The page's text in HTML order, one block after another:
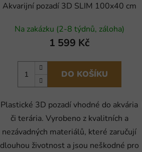
Akvarijní pozadí 3D SLIM 100x40 cm
Na zakázku (2-8 týdnů, záloha)
1 599 Kč
DO KOŠÍKU
Plastické 3D pozadí vhodné do akvária
či terária. Vyrobeno z kvalitních a
nezávadných materiálů, které zaručují
dlouhou životnost a jsou neškodné pro